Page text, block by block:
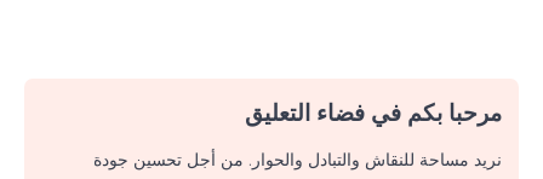
مرحبا بكم في فضاء التعليق
نريد مساحة للنقاش والتبادل والحوار. من أجل تحسين جودة